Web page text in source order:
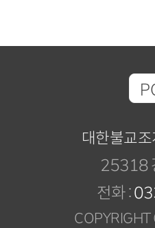
대한불교
25318
전화 :